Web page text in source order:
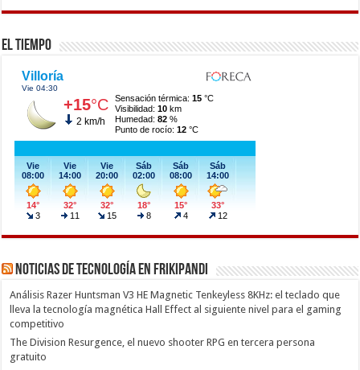
El Tiempo
Noticias de Tecnología en Frikipandi
Análisis Razer Huntsman V3 HE Magnetic Tenkeyless 8KHz: el teclado que
lleva la tecnología magnética Hall Effect al siguiente nivel para el gaming
competitivo
The Division Resurgence, el nuevo shooter RPG en tercera persona
gratuito